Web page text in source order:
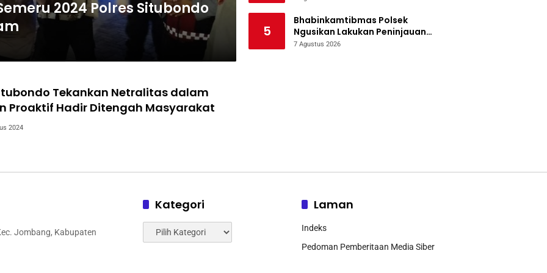
2024 Polres Situbondo
Tekankan Netralitas dalam
Proaktif Hadir Ditengah Masyarakat
2024
5
Bhabinkamtibmas Polsek
Ngusikan Lakukan Peninjauan
Tanaman Jagung Dalam Rangka
7 Agustus 2026
Jombang, Kabupaten
Kategori
Kategori
Laman
Indeks
Pedoman Pemberitaan Media Siber